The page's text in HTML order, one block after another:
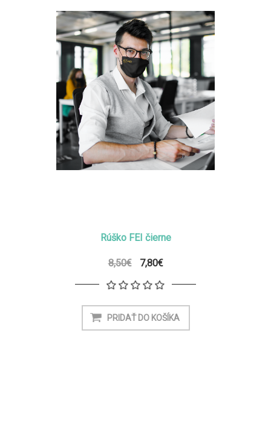
Rúško FEI čierne
8,50€ 7,80€